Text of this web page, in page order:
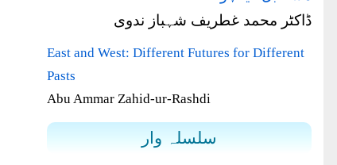
ڈاکٹر محمد غطریف شہباز ندوی
East and West: Different Futures for Different
Pasts
Abu Ammar Zahid-ur-Rashdi
سلسلہ وار